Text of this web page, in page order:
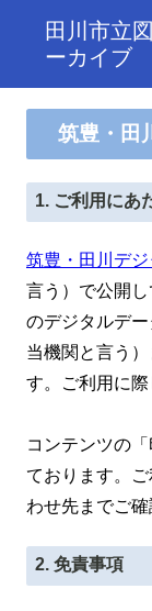
田川市立
ーカイブ